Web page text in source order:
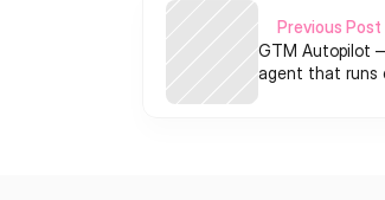
Previous Post
GTM Autopilot
agent that runs